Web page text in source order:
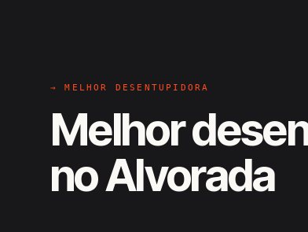
→ MELHOR DESENTUPIDORA
Melhor
no Alvorada
EM CAMPO